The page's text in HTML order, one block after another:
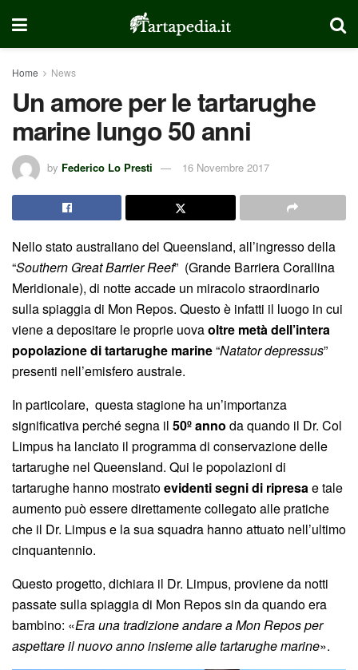
Home News
Un amore per le tartarughe
marine lungo 50 anni
by Federico Lo Presti 16 Novembre 2017
Nello stato australiano del Queensland, all’ingresso della
“Southern Great Barrier Reef” (Grande Barriera Corallina
Meridionale), di notte accade un miracolo straordinario
sulla spiaggia di Mon Repos. Questo è infatti il luogo in cui
viene a depositare le proprie uovaoltre metà dell’intera
popolazione di tartarughe marine“Natator depressus”
presenti nell’emisfero australe.
In particolare, questa stagione ha un’importanza
significativa perché segna il 50º anno da quando il Dr. Col
Limpus ha lanciato il programma di conservazione delle
tartarughe nel Queensland. Qui le popolazioni di
tartarughe hanno mostratoevidenti segni di ripresae tale
aumento può essere direttamente collegato alle pratiche
che il Dr. Limpus e la sua squadra hanno attuato nell’ultimo
cinquantennio.
Questo progetto, dichiara il Dr. Limpus, proviene da notti
passate sulla spiaggia di Mon Repos sin da quando era
bambino: «Era una tradizione andare a Mon Repos per
aspettare il nuovo anno insieme alle tartarughe marine».